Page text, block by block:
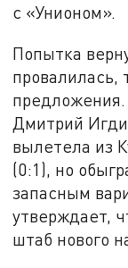
с «Унионом».
Попытка
провалилась,
Дмитрий
вылетела из
(0:1), но
запасным
утверждает,
штаб нового